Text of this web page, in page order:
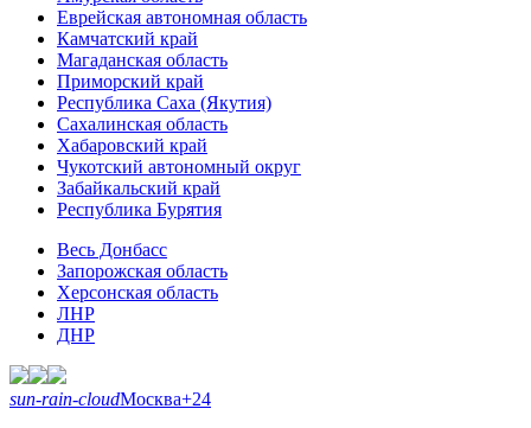
Еврейская автономная область
Камчатский край
Магаданская область
Приморский край
Республика Саха (Якутия)
Сахалинская область
Хабаровский край
Чукотский автономный округ
Забайкальский край
Республика Бурятия
Весь Донбасс
Запорожская область
Херсонская область
ЛНР
ДНР
sun-rain-cloudМосква+24